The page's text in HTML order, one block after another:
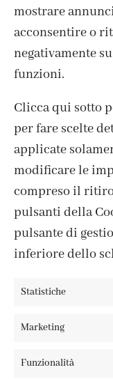
mostrare
acconsentire o
negativamente
funzioni.
Clicca qui sotto
per fare scelte
applicate
modificare le
compreso il
pulsanti della
pulsante di
inferiore dello
Statistiche
Marketing
Funzionalità
FABBRICA DEL
– ©ABRALUX SRL